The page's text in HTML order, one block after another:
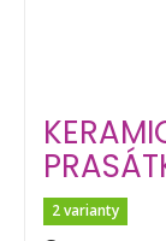
2 varianty